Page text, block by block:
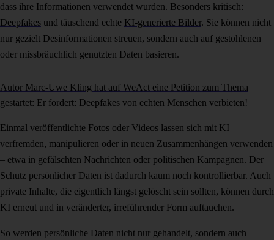
dass ihre Informationen verwendet wurden. Besonders kritisch:
Deepfakes und täuschend echte KI-generierte Bilder. Sie können nicht
nur gezielt Desinformationen streuen, sondern auch auf gestohlenen
oder missbräuchlich genutzten Daten basieren.
Autor Marc-Uwe Kling hat auf WeAct eine Petition zum Thema
gestartet: Er fordert: Deepfakes von echten Menschen verbieten!
Einmal veröffentlichte Fotos oder Videos lassen sich mit KI
verfremden, manipulieren oder in neuen Zusammenhängen verwenden
– etwa in gefälschten Nachrichten oder politischen Kampagnen. Der
Schutz persönlicher Daten ist dadurch kaum noch kontrollierbar. Auch
private Inhalte, die eigentlich längst gelöscht sein sollten, können durch
KI erneut und in veränderter, irreführender Form auftauchen.
So werden persönliche Daten nicht nur gehandelt, sondern auch